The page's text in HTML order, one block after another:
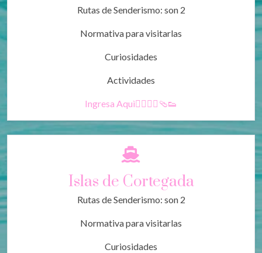
Rutas de Senderismo: son 2
Normativa para visitarlas
Curiosidades
Actividades
Ingresa Aquì🚶‍♀️🚶‍♂️🩴👟
Islas de Cortegada
Rutas de Senderismo: son 2
Normativa para visitarlas
Curiosidades